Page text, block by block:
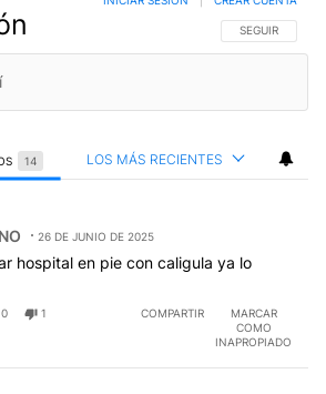
SIGA ESTA
SEGUIR
14 LOS MÁS RECIENTES
26 DE JUNIO DE 2025
hospital en pie con caligula ya lo
0 1 COMPARTIR
MARCAR
COMO
INAPROPIADO